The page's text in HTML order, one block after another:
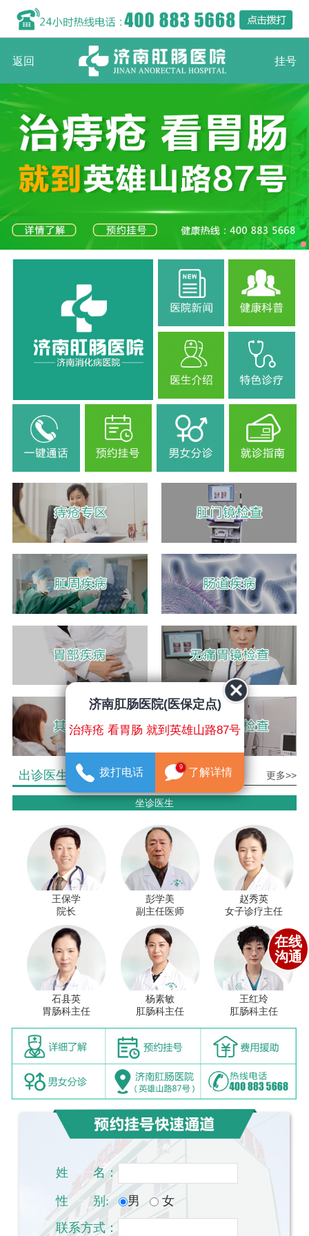
返回 挂号
出诊医生介绍 更多>>
坐诊医生
王保学
院长
彭学美
副主任医师
赵秀英
女子诊疗主任
石县英
胃肠科主任
杨素敏
肛肠科主任
王红玲
肛肠科主任
姓 一一 名：
性 一一 别: 男
女
联系方式：
济南肛肠医院(医保定点)
治痔疮 看胃肠 就到英雄山路87号
拨打电话 9 了解详情
在线
沟通